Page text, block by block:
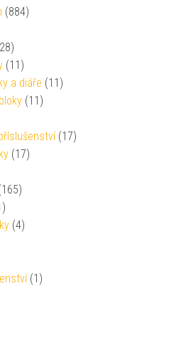
(884)
(11)
a diáře (11)
(11)
(17)
(17)
(4)
(1)